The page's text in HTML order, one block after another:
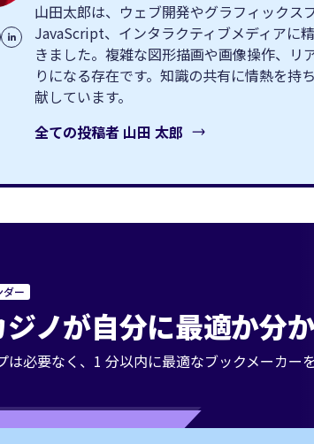
山田太郎は、ウェブ開発やグラフィックス
JavaScript、インタラクティブメディアに
きました。複雑な図形描画や画像操作、
りになる存在です。知識の共有に情熱を
献しています。
全ての投稿者 山田 太郎
ダー
ジノが自分に最適か分
は必要なく、1 分以内に最適なブックメーカー